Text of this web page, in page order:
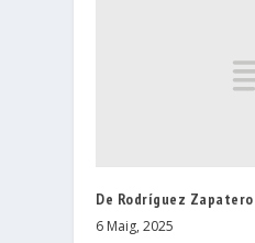
De Rodríguez
6 Maig, 2025